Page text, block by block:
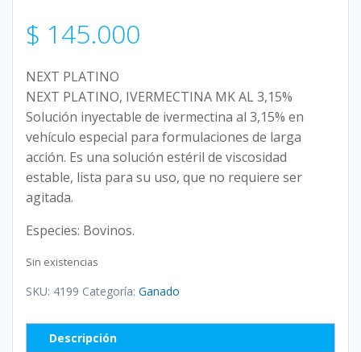
$ 145.000
NEXT PLATINO
NEXT PLATINO, IVERMECTINA MK AL 3,15%
Solución inyectable de ivermectina al 3,15% en
vehículo especial para formulaciones de larga
acción. Es una solución estéril de viscosidad
estable, lista para su uso, que no requiere ser
agitada.
Especies: Bovinos.
Sin existencias
SKU: 4199 Categoría: Ganado
Descripción